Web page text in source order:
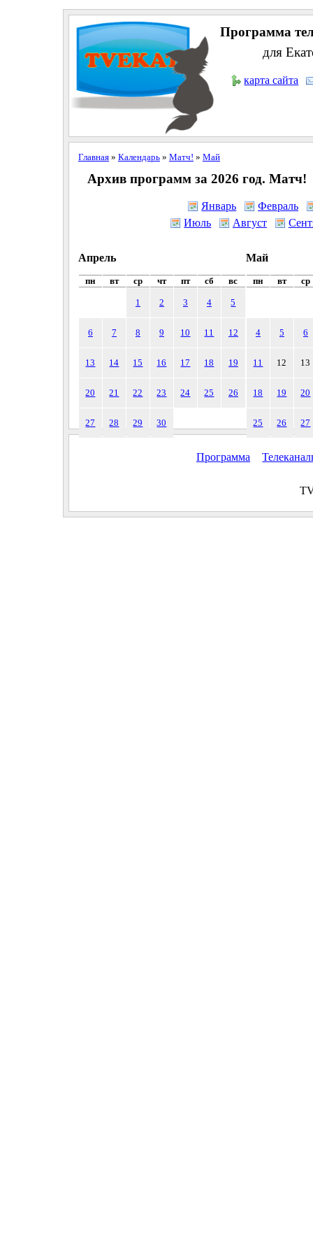
Программа
для
карта сайта
Главная» Календарь» Матч! » Май
Архив программ за 2026 год. Матч!
Январь
Февраль
Июль
Август
Апрель
пн вт ср чт пт сб вс
1 2 3 4 5
6 7 8 9 10 11 12
13 14 15 16 17 18 19
20 21 22 23 24 25 26
27 28 29 30
Май
пн вт ср
4 5 6
11 12 13
18 19 20
25 26 27
Программа